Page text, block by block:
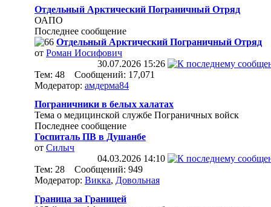
Отдельный Арктический Пограничный Отряд
ОАПО
Последнее сообщение
Отдельный Арктический Пограничный Отряд
от Роман Иосифович
30.07.2026 15:26
Тем: 48 Сообщений: 17,071
Модератор: амдерма84
Пограничники в белых халатах
Тема о медицинской службе Пограничных войск
Последнее сообщение
Госпиталь ПВ в Душанбе
от Силыч
04.03.2026 14:10
Тем: 28 Сообщений: 949
Модератор: Викка, Довольная
Граница за Границей